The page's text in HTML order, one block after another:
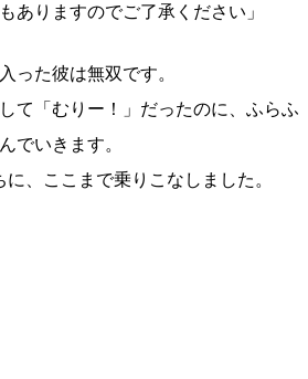
ありますのでご了承ください」
った彼は無双です。
て「むりー！」だったのに、ふらふ
でいきます。
、ここまで乗りこなしました。